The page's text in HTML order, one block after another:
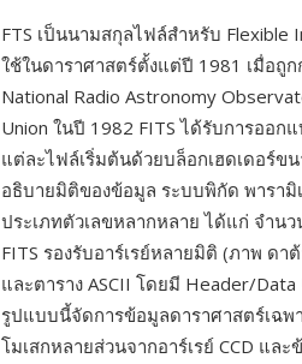
FTS เป็นนามสกุลไฟล์สำหรับ Flexible
ใช้ในดาราศาสตร์ตั้งแต่ปี 1981 เมื่อถู
National Radio Astronomy
Union ในปี 1982 FITS ได้รับการออ
แต่ละไฟล์เริ่มต้นด้วยบล็อกเฮดเดอร์ข
อธิบายมิติของข้อมูล ระบบพิกัด พารา
ประเภทตัวเลขหลากหลาย ได้แก่ จำ
FITS รองรับอาร์เรย์หลายมิติ (ภาพ ด
และตาราง ASCII โดยมี Header/
รูปแบบนี้จัดการข้อมูลดาราศาสตร์เฉ
โมเสกหลายส่วนจากอาร์เรย์ CCD แล